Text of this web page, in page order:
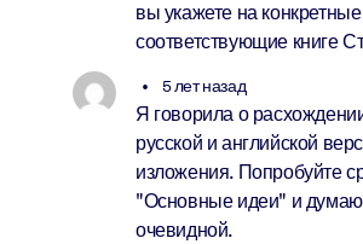
вы укажете на
соответствующие книге
5 лет назад
Я говорила о
русской и английской
изложения. Попробуйте
"Основные идеи" и думаю,
очевидной.